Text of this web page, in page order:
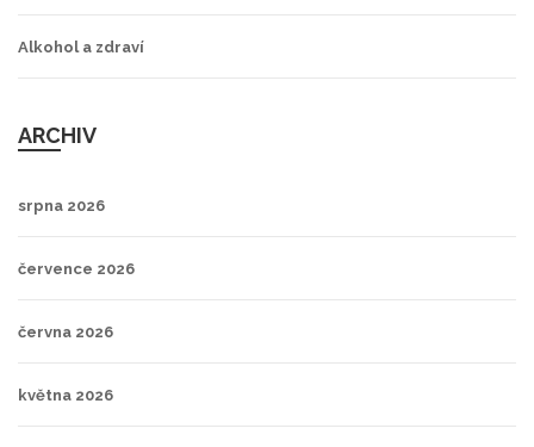
Alkohol a zdraví
ARCHIV
srpna 2026
července 2026
června 2026
května 2026